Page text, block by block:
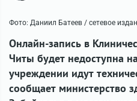
Фото: Даниил Батеев / сетевое
Онлайн-запись в
Читы будет недоступна
учреждении идут
сообщает министерство